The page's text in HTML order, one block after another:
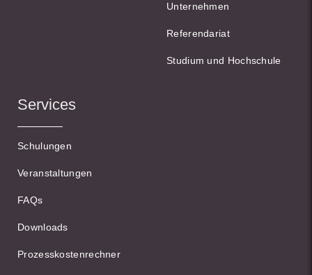
Unternehmen
Referendariat
Studium und Hochschule
Services
Schulungen
Veranstaltungen
FAQs
Downloads
Prozesskostenrechner